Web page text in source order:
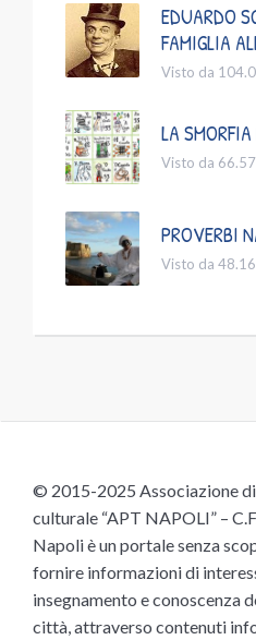
EDUARDO
FAMIGLIA
Visto da
LA
Visto da
PROVERBI
Visto da
© 2015-2025 Associazione
culturale “APT NAPOLI” –
Napoli è un portale senza
fornire informazioni di
insegnamento e conoscenza
città, attraverso contenuti